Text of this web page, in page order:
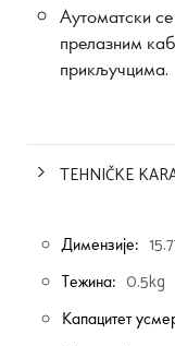
Аутоматски
прелазним
прикључцима.
TEHNIČKE
Димензије:
Тежина: 0.5kg
Капацитет